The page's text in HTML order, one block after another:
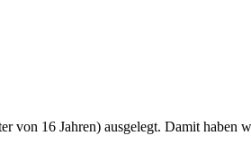
von 16 Jahren) ausgelegt. Damit